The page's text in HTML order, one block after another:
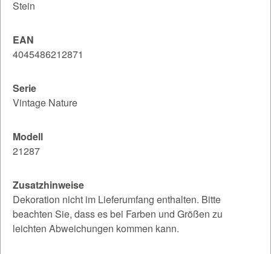
Stein
EAN
4045486212871
Serie
Vintage Nature
Modell
21287
Zusatzhinweise
Dekoration nicht im Lieferumfang enthalten. Bitte
beachten Sie, dass es bei Farben und Größen zu
leichten Abweichungen kommen kann.